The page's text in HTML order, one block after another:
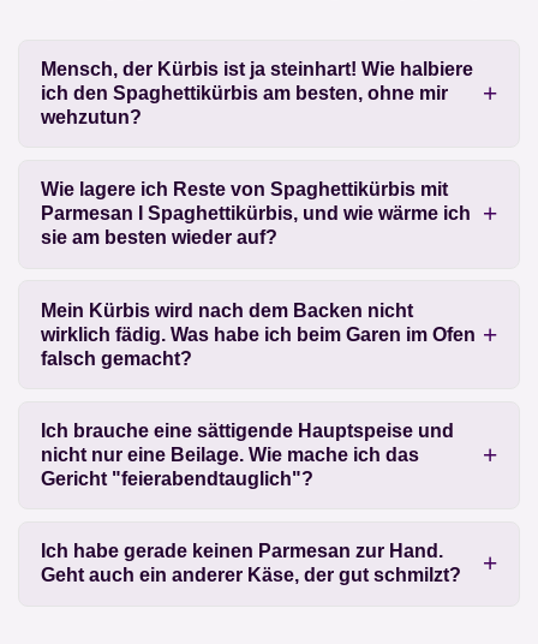
Mensch, der Kürbis ist ja steinhart! Wie halbiere
ich den Spaghettikürbis am besten, ohne mir
wehzutun?
Wie lagere ich Reste von Spaghettikürbis mit
Parmesan I Spaghettikürbis, und wie wärme ich
sie am besten wieder auf?
Mein Kürbis wird nach dem Backen nicht
wirklich fädig. Was habe ich beim Garen im Ofen
falsch gemacht?
Ich brauche eine sättigende Hauptspeise und
nicht nur eine Beilage. Wie mache ich das
Gericht "feierabendtauglich"?
Ich habe gerade keinen Parmesan zur Hand.
Geht auch ein anderer Käse, der gut schmilzt?